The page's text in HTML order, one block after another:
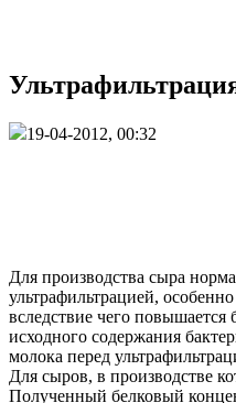
19-04-2012, 00:32
Для производства сыра
ультрафильтрацией,
вследствие чего повышается
исходного содержания
молока перед
Для сыров, в производстве
Полученный белковый